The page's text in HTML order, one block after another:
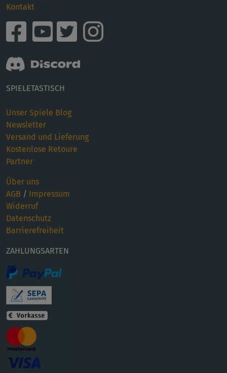
Kontakt
SPIELETASTISCH
Unser Spiele Blog
Newsletter
Versand und Lieferung
Kostenlose Retoure
Partner
Über uns
AGB / Impressum
Widerruf
Datenschutz
Barrierefreiheit
ZAHLUNGSARTEN